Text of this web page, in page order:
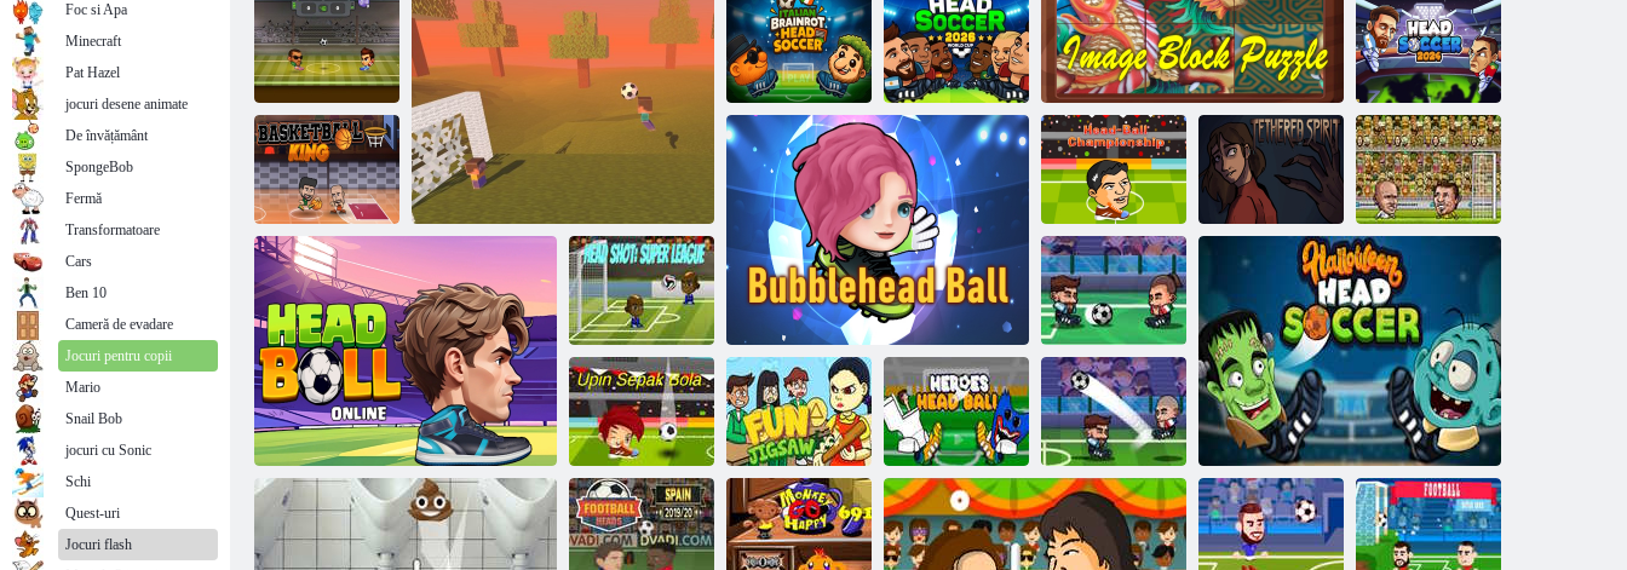
Șefi de fotbal Head Sports! Volei
Puzzle cu bloc de imagini
Arena de fotbal
principal
Cupa Mondială
de fotbal
principal 2026
Arena de fotbal
x
Blocați fotbalul capului
Fotbal cu cap de
creier italian
Fotbal principal
2026
Fotbal principal
2024
Mingea Bubblehead
Regele
baschetului
Campionatul cu
minge de cap
Spirit legat
Fotbal principal
2d 2023
Lovitură în cap:
Super League
Mini fotbal
Upin ipin sepak
bola
PUZZLE
SQUID Puzzle
distractiv
Minge cu capul
eroilor
Head Soccer
Exclusiv
Foc si Apa
Minecraft
Pat Hazel
jocuri desene animate
De învățământ
SpongeBob
Fermă
Transformatoare
Cars
Ben 10
Cameră de evadare
Jocuri pentru copii
Mario
Snail Bob
jocuri cu Sonic
Schi
Quest-uri
Jocuri flash